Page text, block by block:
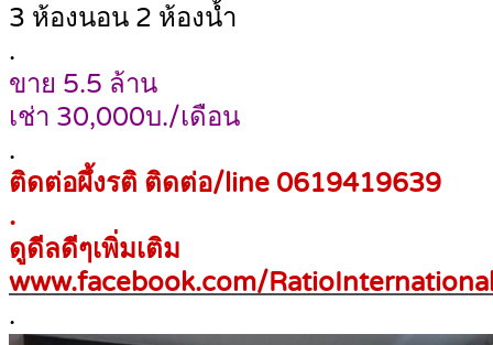
3 ห้องนอน 2 ห้องน้ำ
.
ขาย 5.5 ล้าน
เช่า 30,000บ./เดือน
.
ติดต่อผึ้งรติ ติดต่อ/line 0619419639
.
ดูดีลดีๆเพิ่มเติม
www.facebook.com/
.